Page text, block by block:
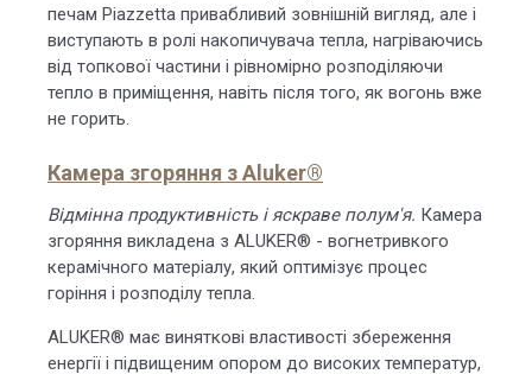
печам Piazzetta привабливий зовнішній вигляд, але і
виступають в ролі накопичувача тепла, нагріваючись
від топкової частини і рівномірно розподіляючи
тепло в приміщення, навіть після того, як вогонь вже
не горить.
Камера згоряння з Aluker®
Відмінна продуктивність і яскраве полум'я. Камера
згоряння викладена з ALUKER® - вогнетривкого
керамічного матеріалу, який оптимізує процес
горіння і розподілу тепла.
ALUKER® має виняткові властивості збереження
енергії і підвищеним опором до високих температур,